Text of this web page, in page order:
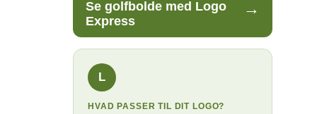
Se golfbolde med Logo
Express
→
L
HVAD PASSER TIL DIT LOGO?